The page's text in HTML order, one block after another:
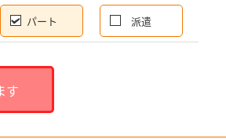
パート 派遣
す